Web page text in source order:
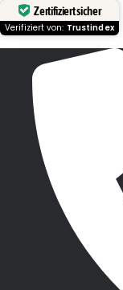
Zertifiziert sicher
Verifiziert von: Trustindex